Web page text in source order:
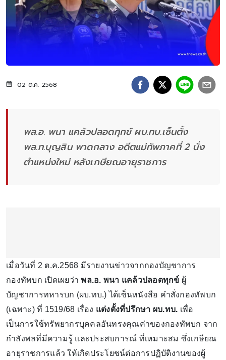
02 ต.ค. 2568
พล.อ. พนา แคล้วปลอดทุกข์ ผบ.ทบ.เซ็นตั้ง
พล.ท.บุญสิน พาดกลาง อดีตแม่ทัพภาคที่ 2 นั่ง
ตำแหน่งใหม่ หลังเกษียณอายุราชการ
เมื่อวันที่ 2 ต.ค.2568 มีรายงานข่าวจากกองบัญชาการ
กองทัพบก เปิดเผยว่าพล.อ. พนา แคล้วปลอดทุกข์ ผู้
บัญชาการทหารบก (ผบ.ทบ.) ได้เซ็นหนังสือ คำสั่งกองทัพบก
(เฉพาะ) ที่ 1519/68 เรื่อง แต่งตั้งที่ปรึกษา ผบ.ทบ. เพื่อ
เป็นการใช้ทรัพยากรบุคคลอันทรงคุณค่าของกองทัพบก จาก
กำลังพลที่มีความรู้ และประสบการณ์ ที่เหมาะสม ซึ่งเกษียณ
อายุราชการแล้ว ให้เกิดประโยชน์ต่อการปฏิบัติงานของผู้